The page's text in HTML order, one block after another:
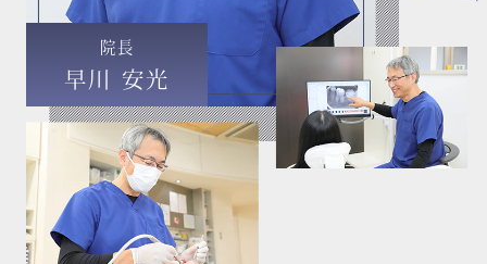
院長
早川 安光